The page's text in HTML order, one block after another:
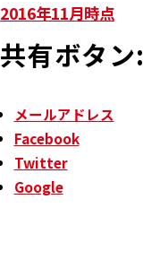
2016年11月時点
共有ボタン:
メールアドレス
Facebook
Twitter
Google